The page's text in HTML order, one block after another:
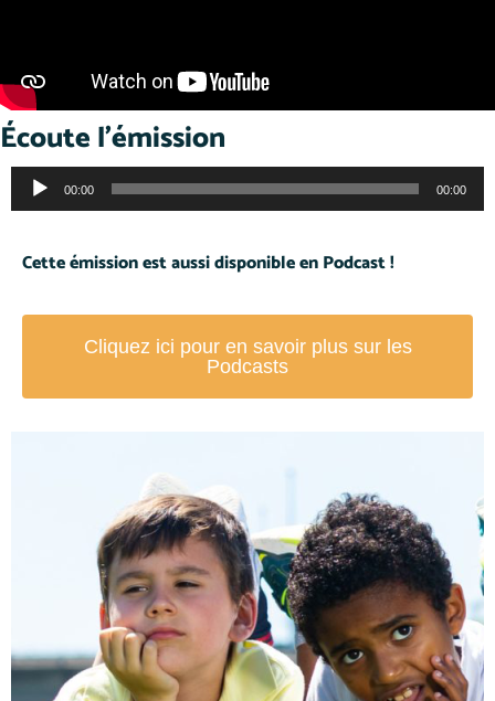
Écoute l'émission
Lecteur
audio
00:00 00:00
Cette émission est aussi disponible en Podcast !
Cliquez ici pour en savoir plus sur les
Podcasts